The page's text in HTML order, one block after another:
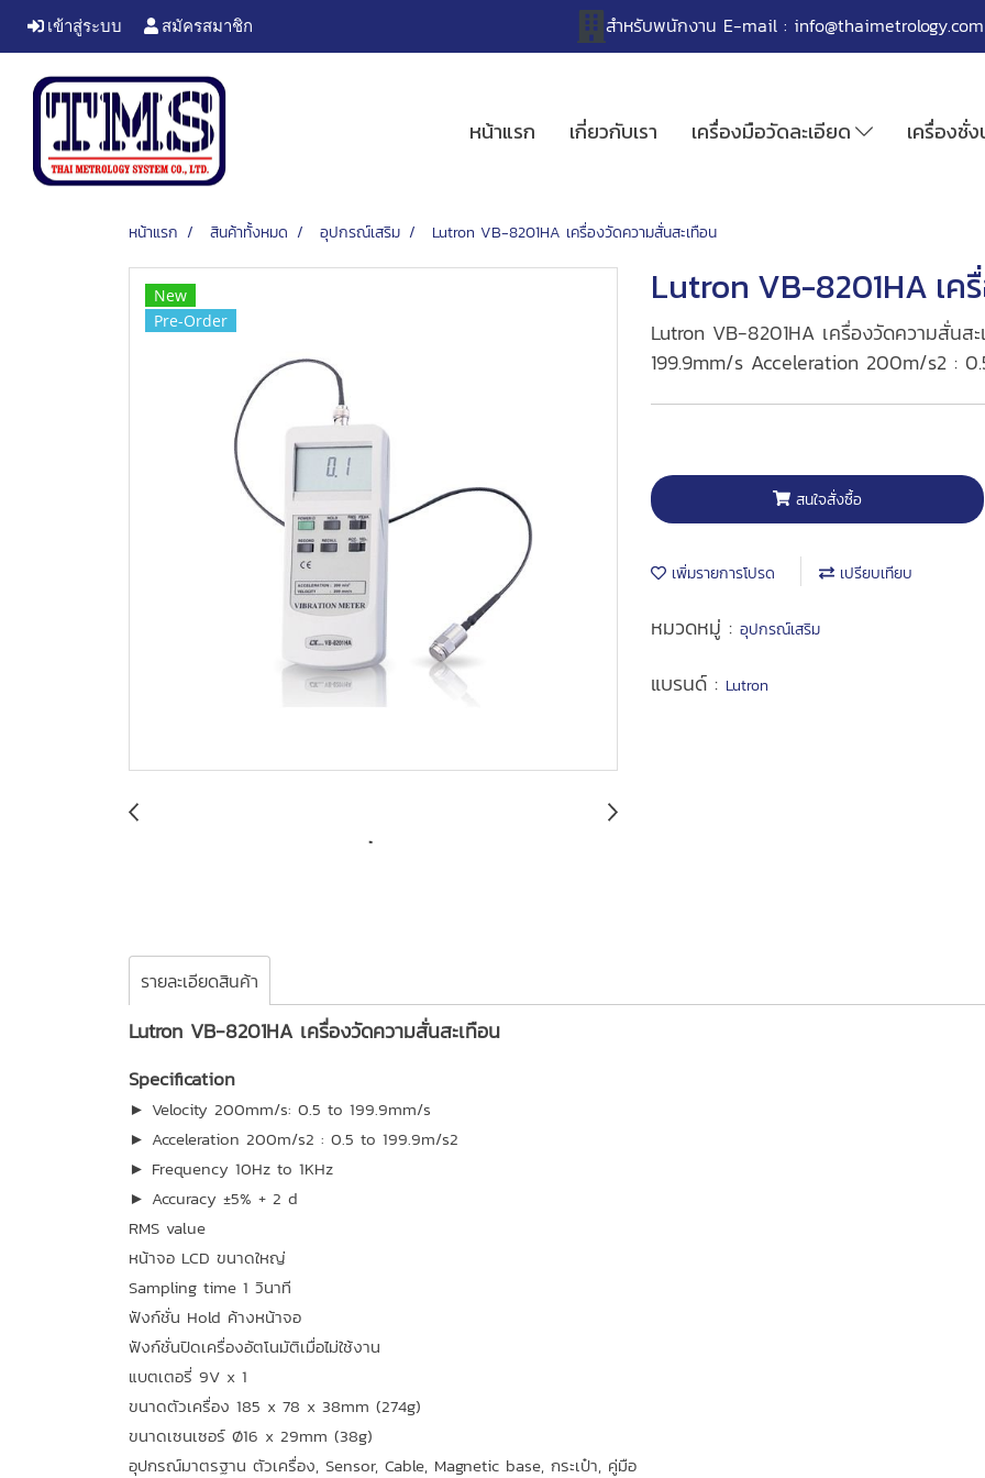
เข้าสู่ระบบ สมัครสมาชิก สำหรับพนักงาน E-mail : info@thaimetrology.com
หน้าแรก เกี่ยวกับเรา เครื่องมือวัดละเอียด เครื่องชั่
หน้าแรก สินค้าทั้งหมด อุปกรณ์เสริม Lutron VB-8201HA เครื่องวัดความสั่นสะเทือน
New
Pre-Order
Lutron VB-8201HA เค
Lutron VB-8201HA เครื่องวัดความสั่น
199.9mm/s Acceleration 200m/s2 :
สนใจสั่งซื้อ
เพิ่มรายการโปรด เปรียบเทียบ
หมวดหมู่ : อุปกรณ์เสริม
แบรนด์ : Lutron
รายละเอียดสินค้า
Lutron VB-8201HA เครื่องวัดความสั่นสะเทือน
Specification
► Velocity 200mm/s: 0.5 to 199.9mm/s
► Acceleration 200m/s2 : 0.5 to 199.9m/s2
► Frequency 10Hz to 1KHz
► Accuracy ±5% + 2 d
RMS value
หน้าจอ LCD ขนาดใหญ่
Sampling time 1 วินาที
ฟังก์ชั่น Hold ค้างหน้าจอ
ฟังก์ชั่นปิดเครื่องอัตโนมัติเมื่อไม่ใช้งาน
แบตเตอรี่ 9V x 1
ขนาดตัวเครื่อง 185 x 78 x 38mm (274g)
ขนาดเซนเซอร์ Ø16 x 29mm (38g)
อุปกรณ์มาตรฐาน ตัวเครื่อง, Sensor, Cable, Magnetic base, กระเป๋า, คู่มือ